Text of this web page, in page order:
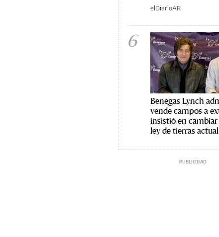
elDiarioAR
6
Benegas Lynch
vende campos a
insistió en
ley de tierras